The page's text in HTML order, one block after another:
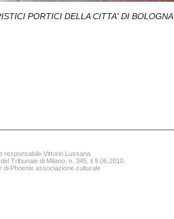
PORTICI DELLA CITTA' DI BOLOGNA
responsabile Vittorio Lussana.
Tribunale di Milano, n. 345, il 9.06.2010.
di Phoenix associazione culturale